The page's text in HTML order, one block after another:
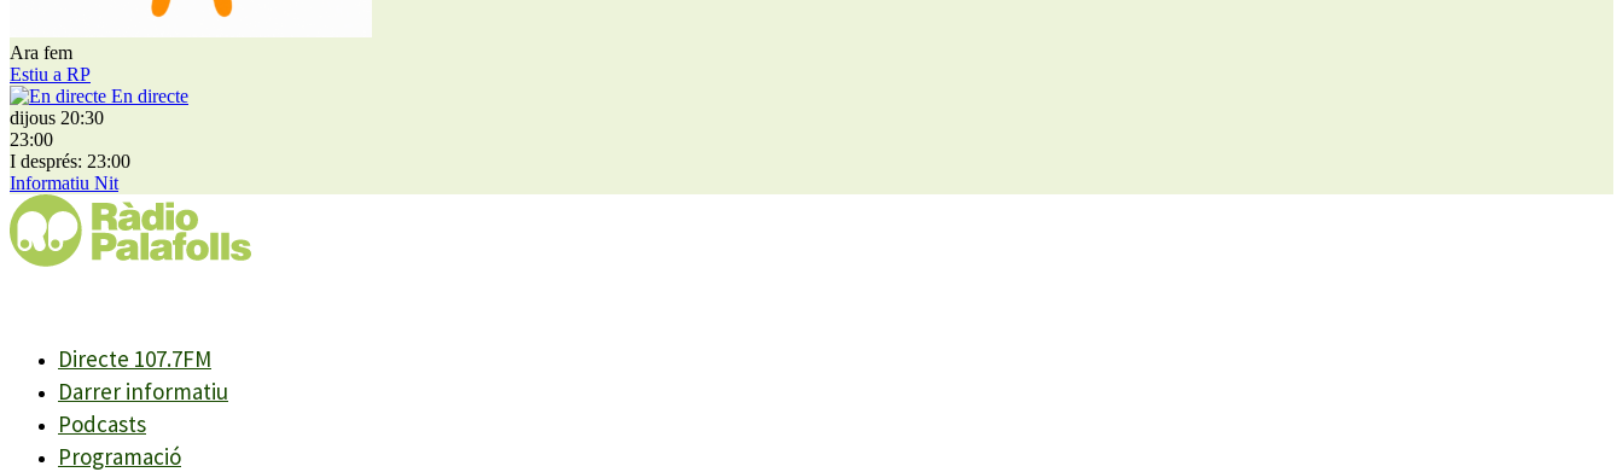
Ara fem
Estiu a RP
En directe
dijous 20:30
23:00
I després: 23:00
Informatiu Nit
Directe 107.7FM
Darrer informatiu
Podcasts
Programació